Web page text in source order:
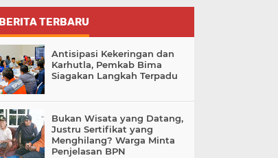
BERITA TERBARU
Antisipasi Kekeringan dan
Karhutla, Pemkab Bima
Siagakan Langkah Terpadu
Bukan Wisata yang Datang,
Justru Sertifikat yang
Menghilang? Warga Minta
Penjelasan BPN